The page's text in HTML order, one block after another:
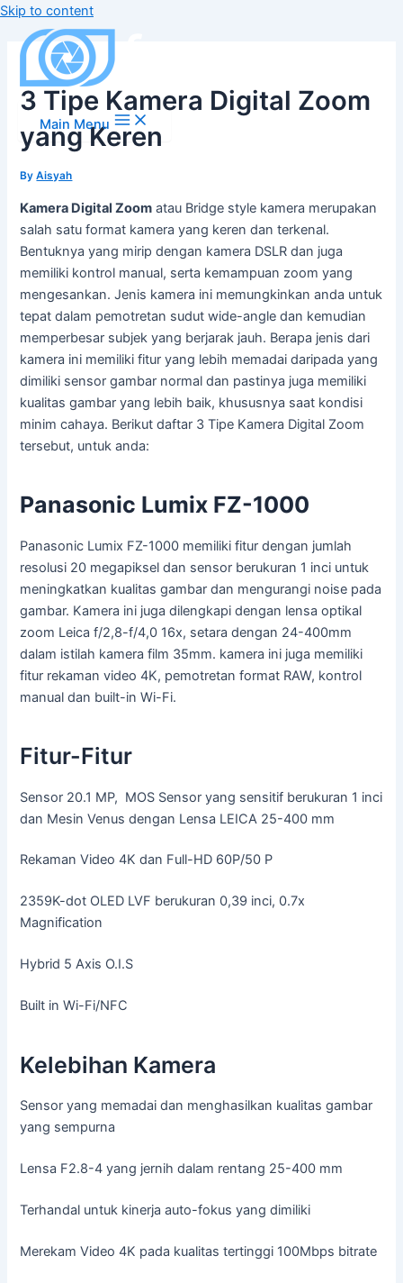
Skip to content
Main Menu
3 Tipe Kamera Digital Zoom
yang Keren
ByAisyah
Kamera Digital Zoom atau Bridge style kamera merupakan
salah satu format kamera yang keren dan terkenal.
Bentuknya yang mirip dengan kamera DSLR dan juga
memiliki kontrol manual, serta kemampuan zoom yang
mengesankan. Jenis kamera ini memungkinkan anda untuk
tepat dalam pemotretan sudut wide-angle dan kemudian
memperbesar subjek yang berjarak jauh. Berapa jenis dari
kamera ini memiliki fitur yang lebih memadai daripada yang
dimiliki sensor gambar normal dan pastinya juga memiliki
kualitas gambar yang lebih baik, khususnya saat kondisi
minim cahaya. Berikut daftar 3 Tipe Kamera Digital Zoom
tersebut, untuk anda:
Panasonic Lumix FZ-1000
Panasonic Lumix FZ-1000 memiliki fitur dengan jumlah
resolusi 20 megapiksel dan sensor berukuran 1 inci untuk
meningkatkan kualitas gambar dan mengurangi noise pada
gambar. Kamera ini juga dilengkapi dengan lensa optikal
zoom Leica f/2,8-f/4,0 16x, setara dengan 24-400mm
dalam istilah kamera film 35mm. kamera ini juga memiliki
fitur rekaman video 4K, pemotretan format RAW, kontrol
manual dan built-in Wi-Fi.
Fitur-Fitur
Sensor 20.1 MP, MOS Sensor yang sensitif berukuran 1 inci
dan Mesin Venus dengan Lensa LEICA 25-400 mm
Rekaman Video 4K dan Full-HD 60P/50 P
2359K-dot OLED LVF berukuran 0,39 inci, 0.7x
Magnification
Hybrid 5 Axis O.I.S
Built in Wi-Fi/NFC
Kelebihan Kamera
Sensor yang memadai dan menghasilkan kualitas gambar
yang sempurna
Lensa F2.8-4 yang jernih dalam rentang 25-400 mm
Terhandal untuk kinerja auto-fokus yang dimiliki
Merekam Video 4K pada kualitas tertinggi 100Mbps bitrate